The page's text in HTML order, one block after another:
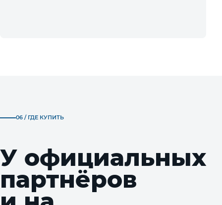
06 / ГДЕ КУПИТЬ
У официальных
партнёров